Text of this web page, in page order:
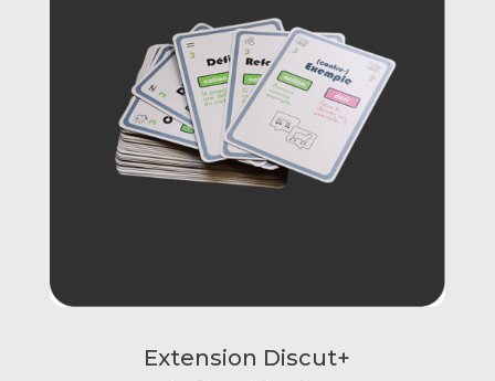
Extension Discut+